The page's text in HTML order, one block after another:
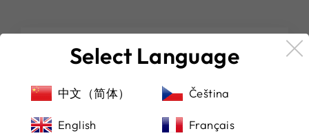
★★★★★
schöne Uhr gekauft, sehr zu empfehlen!
here, highly recommended!
Select Language
中文（简体） Čeština
English Français